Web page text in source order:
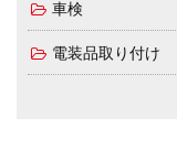
車検
電装品取り付け